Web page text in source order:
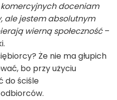
komercyjnych doceniam
ale jestem absolutnym
wierną społeczność–
Że nie ma głupich
bo przy użyciu
do ściśle